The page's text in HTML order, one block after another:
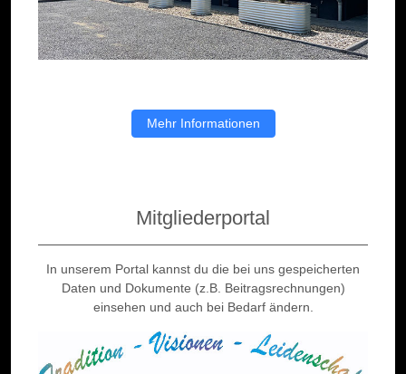
Mehr Informationen
Mitgliederportal
In unserem Portal kannst du die bei uns gespeicherten
Daten und Dokumente (z.B. Beitragsrechnungen)
einsehen und auch bei Bedarf ändern.